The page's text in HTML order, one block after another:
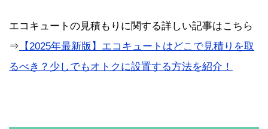
エコキュートの見積もりに関する詳しい記事はこちら
⇒ 【2025年最新版】エコキュートはどこで見積りを取
るべき？少しでもオトクに設置する方法を紹介！